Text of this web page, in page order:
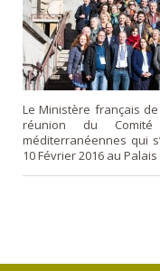
Le Ministère français de
réunion du
méditerranéennes qui
10 Février 2016 au